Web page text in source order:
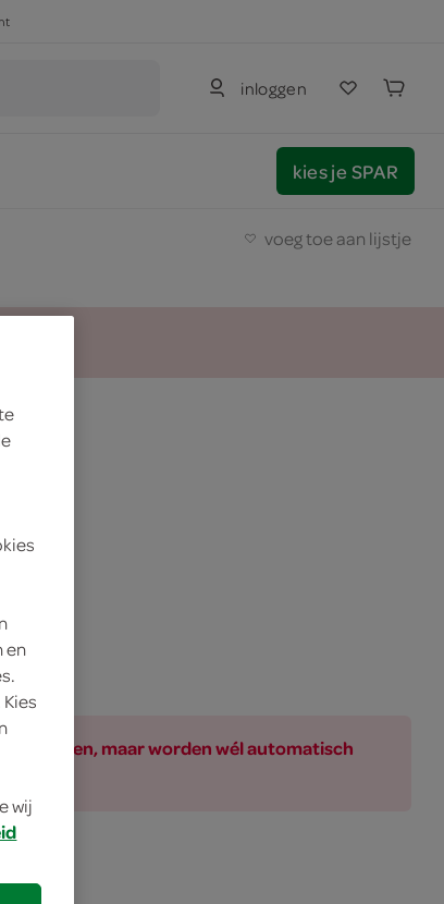
inloggen
kies je SPAR
voeg toe aan lijstje
maar worden wél automatisch
en
wij